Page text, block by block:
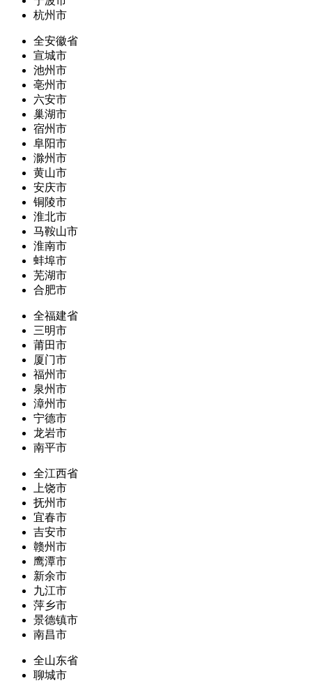
杭州市
全安徽省
宣城市
池州市
亳州市
六安市
巢湖市
宿州市
阜阳市
滁州市
黄山市
安庆市
铜陵市
淮北市
马鞍山市
淮南市
蚌埠市
芜湖市
合肥市
全福建省
三明市
莆田市
厦门市
福州市
泉州市
漳州市
宁德市
龙岩市
南平市
全江西省
上饶市
抚州市
宜春市
吉安市
赣州市
鹰潭市
新余市
九江市
萍乡市
景德镇市
南昌市
全山东省
聊城市